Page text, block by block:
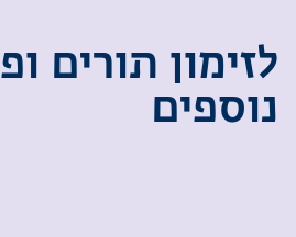
לזימון תורים ופ
נוספים